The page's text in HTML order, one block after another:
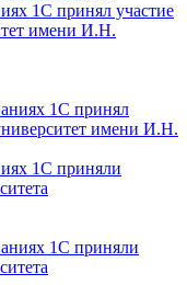
1С принял участие
имени И.Н.
1С приняли